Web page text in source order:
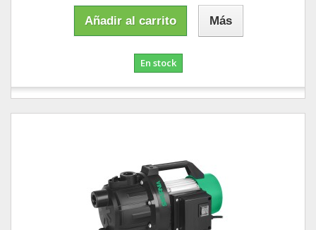
Añadir al carrito Más
En stock